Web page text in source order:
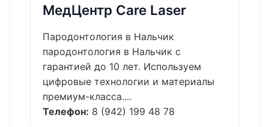
МедЦентр Care Laser
Пародонтология в Нальчик
пародонтология в Нальчик с
гарантией до 10 лет. Используем
цифровые технологии и материалы
премиум-класса....
Телефон: 8 (942) 199 48 78